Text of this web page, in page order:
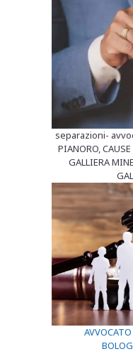
separazioni-
PIANORO,
GALLIERA